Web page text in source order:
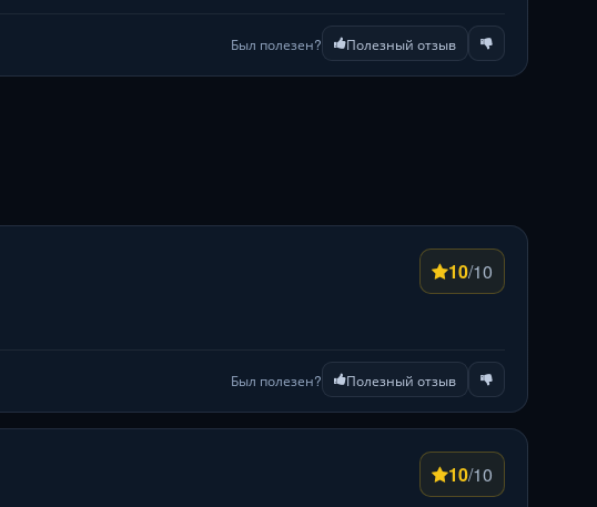
Был полезен? Полезный отзыв
10/10
Был полезен? Полезный отзыв
10/10